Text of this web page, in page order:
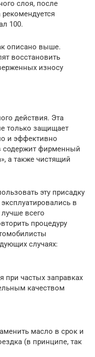
слоя, после
100.
описано выше.
восстановить
износу
действия. Эта
только защищает
и эффективно
содержит фирменный
а также чистящий
эту присадку
в
всего
процедуру
случаях:
при частых заправках
качеством
масло в срок и
(в принципе, так